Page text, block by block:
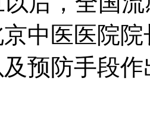
中医医院
预防手段